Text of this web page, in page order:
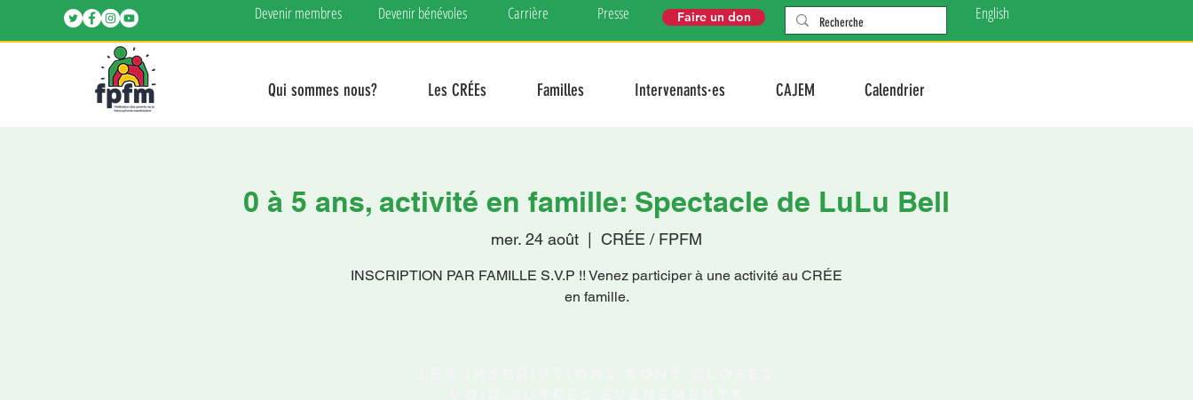
Devenir membres Devenir bénévoles Carrière Presse Faire un don English
Qui sommes nous? Les CRÉEs Familles Intervenants·es CAJEM Calendrier
0 à 5 ans, activité en famille: Spectacle de LuLu Bell
mer. 24 août
  |
CRÉE / FPFM
INSCRIPTION PAR FAMILLE S.V.P !! Venez participer à une activité au CRÉE
en famille.